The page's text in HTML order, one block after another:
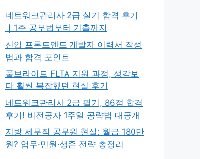
네트워크관리사 2급 실기 합격 후기
｜1주 공부법부터 기출까지
신입 프론트엔드 개발자 이력서 작성
법과 합격 포인트
풀브라이트 FLTA 지원 과정, 생각보
다 훨씬 복잡했던 현실 후기
네트워크관리사 2급 필기, 86점 합격
후기! 비전공자 1주일 공략법 대공개
지방 세무직 공무원 현실: 월급 180만
원? 업무·민원·생존 전략 총정리